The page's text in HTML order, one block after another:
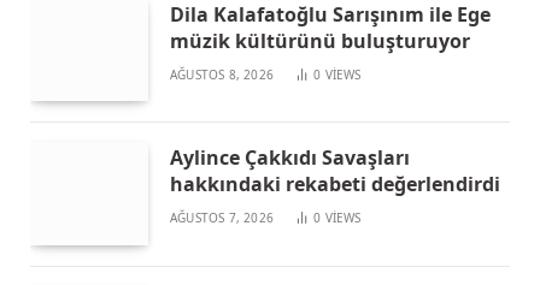
Dila Kalafatoğlu Sarışınım ile Ege
müzik kültürünü buluşturuyor
AĞUSTOS 8, 2026 0 VIEWS
Aylince Çakkıdı Savaşları
hakkındaki rekabeti değerlendirdi
AĞUSTOS 7, 2026 0 VIEWS